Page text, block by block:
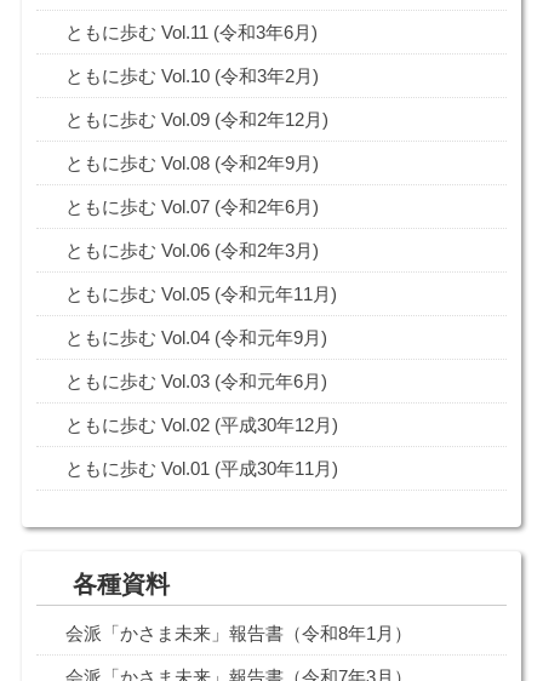
ともに歩む Vol.11 (令和3年6月)
ともに歩む Vol.10 (令和3年2月)
ともに歩む Vol.09 (令和2年12月)
ともに歩む Vol.08 (令和2年9月)
ともに歩む Vol.07 (令和2年6月)
ともに歩む Vol.06 (令和2年3月)
ともに歩む Vol.05 (令和元年11月)
ともに歩む Vol.04 (令和元年9月)
ともに歩む Vol.03 (令和元年6月)
ともに歩む Vol.02 (平成30年12月)
ともに歩む Vol.01 (平成30年11月)
各種資料
会派「かさま未来」報告書（令和8年1月）
会派「かさま未来」報告書（令和7年3月）